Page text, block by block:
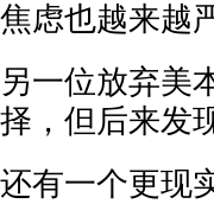
焦虑也越来越
另一位放弃美
择，但后来发
还有一个更现